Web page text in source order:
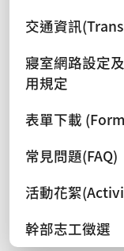
交通資訊
寢室網路設定
用規定
表單下載
常見問題(FAQ)
活動花絮
幹部志工徵選